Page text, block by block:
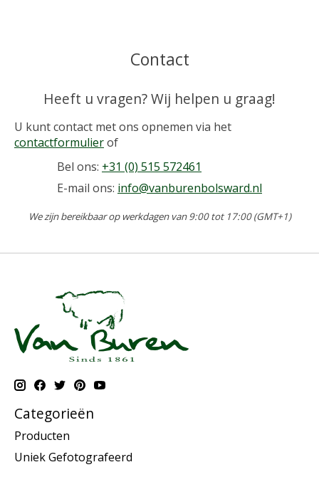
Contact
Heeft u vragen? Wij helpen u graag!
U kunt contact met ons opnemen via het
contactformulierof
Bel ons: +31 (0) 515 572461
E-mail ons: info@vanburenbolsward.nl
We zijn bereikbaar op werkdagen van 9:00 tot 17:00 (GMT+1)
Categorieën
Producten
Uniek Gefotografeerd